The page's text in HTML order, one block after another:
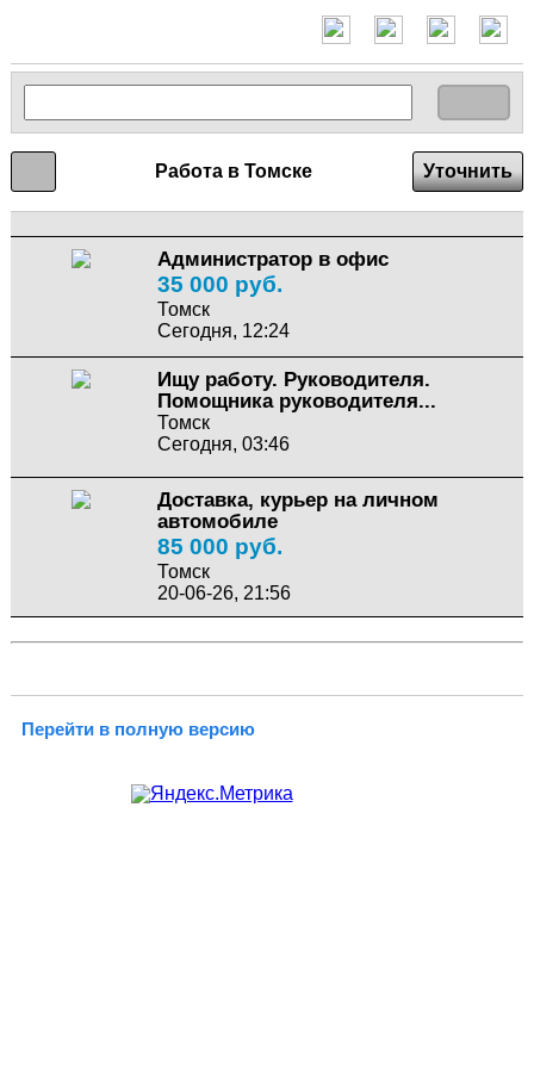
Работа в Томске Уточнить
Администратор в офис
35 000 руб.
Томск
Сегодня, 12:24
Ищу работу. Руководителя.
Помощника руководителя...
Томск
Сегодня, 03:46
Доставка, курьер на личном
автомобиле
85 000 руб.
Томск
20-06-26, 21:56
Перейти в полную версию